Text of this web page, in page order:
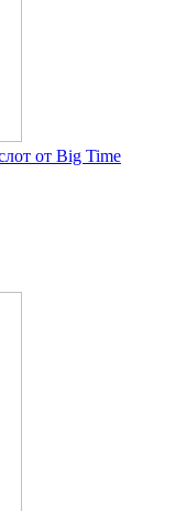
от Big Time